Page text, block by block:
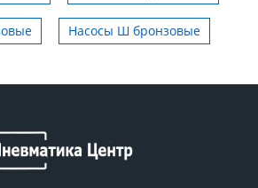
Насосы Ш бронзовые